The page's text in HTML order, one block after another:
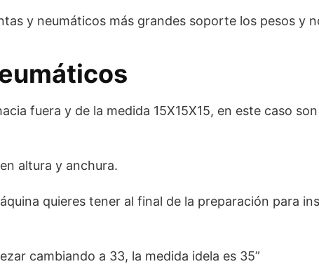
y neumáticos más grandes soporte los pesos y
fuera y de la medida 15X15X15, en este caso
altura y anchura.
quieres tener al final de la preparación para
cambiando a 33, la medida idela es 35”